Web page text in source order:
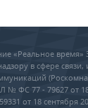
«Реальное время»
в сфере
№ ФС 77 - 79627 от
от 18 сентября